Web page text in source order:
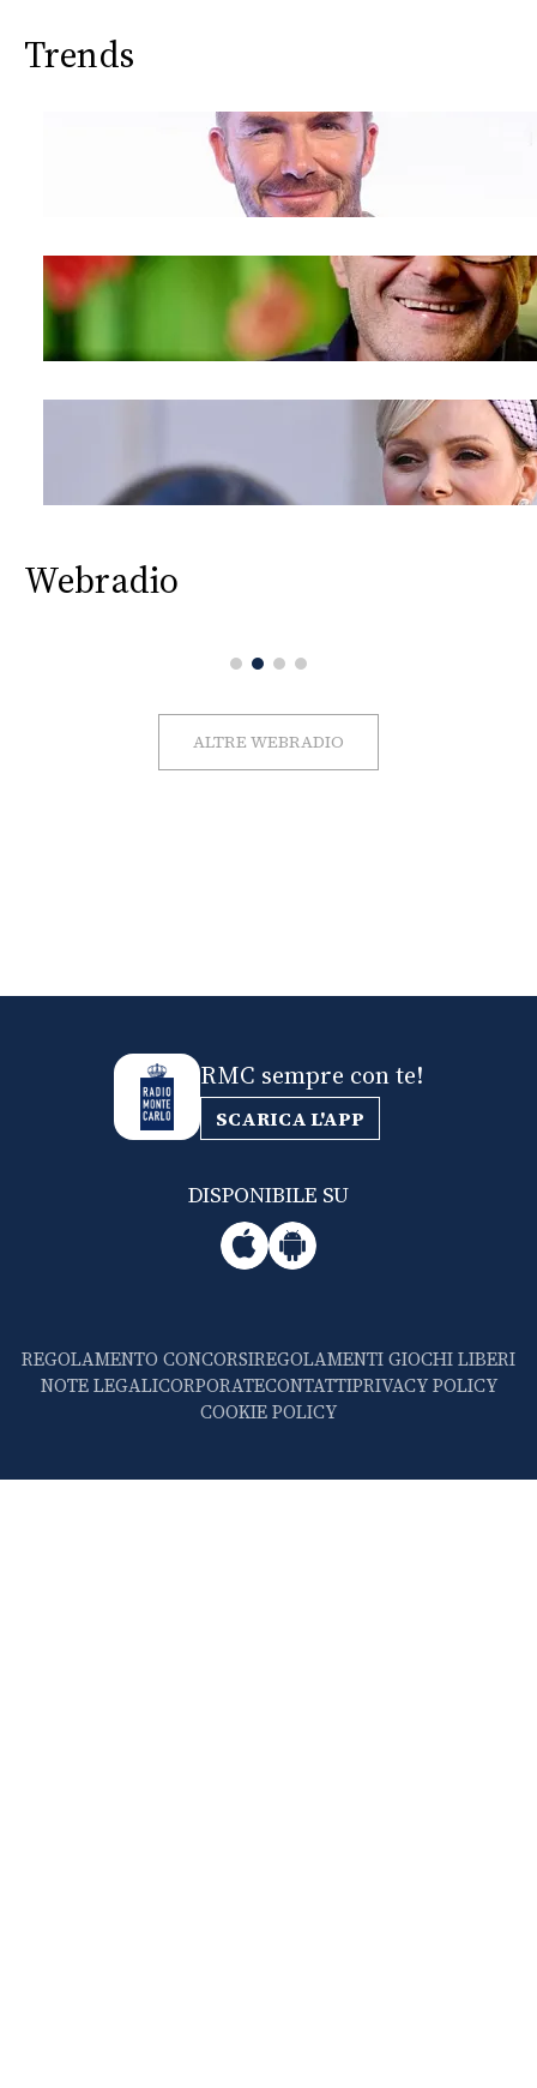
Trends
Webradio
ALTRE WEBRADIO
RMC sempre con te!
SCARICA L'APP
DISPONIBILE SU
REGOLAMENTO CONCORSIREGOLAMENTI GIOCHI LIBERI
NOTE LEGALICORPORATECONTATTIPRIVACY POLICY
COOKIE POLICY